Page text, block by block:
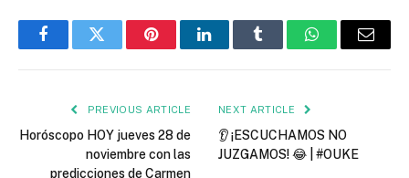
FacebookTwitter PinterestLinkedInTumblr WhatsAppEmail
PREVIOUS ARTICLE
Horóscopo HOY jueves 28 de
noviembre con las
predicciones de Carmen
NEXT ARTICLE
👂 ¡ESCUCHAMOS NO
JUZGAMOS! 😂 | #OUKE